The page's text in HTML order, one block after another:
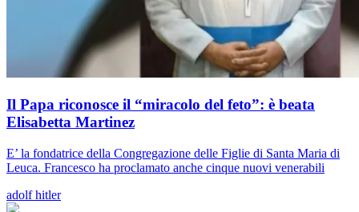
Il Papa riconosce il “miracolo del feto”: è beata
Elisabetta Martinez
E’ la fondatrice della Congregazione delle Figlie di Santa Maria di
Leuca. Francesco ha proclamato anche cinque nuovi venerabili
adolf hitler